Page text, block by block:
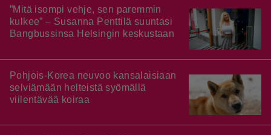
”Mitä isompi vehje, sen paremmin
kulkee” – Susanna Penttilä suuntasi
Bangbussinsa Helsingin keskustaan
Pohjois-Korea neuvoo kansalaisiaan
selviämään helteistä syömällä
viilentävää koiraa